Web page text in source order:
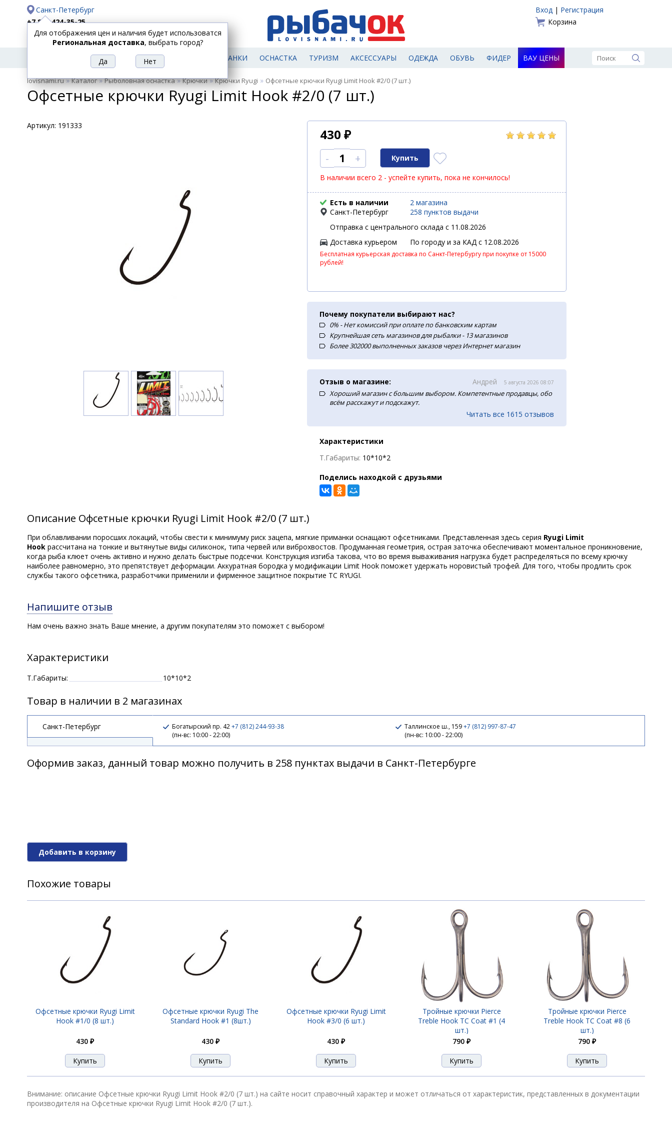
Санкт-Петербург
+7 812 424-35-25
Доставка
Оплата
Вход | Регистрация
Корзина
Для отображения цен и наличия будет использоватся
Региональная доставка, выбрать город?
РЫБОЛОВНЫЕ
ТОВАРЫ
СПИННИНГИ КАТУШКИ ПРИМАНКИ ОСНАСТКА ТУРИЗМ АКСЕССУАРЫ ОДЕЖДА ОБУВЬ ФИДЕР ВАУ ЦЕНЫ
lovisnami.ru»Каталог»Рыболовная оснастка»Крючки»Крючки Ryugi » Офсетные крючки Ryugi Limit Hook #2/0 (7 шт.)
Офсетные крючки Ryugi Limit Hook #2/0 (7 шт.)
Артикул: 191333
430 ₽
- +
В наличии всего 2 - успейте купить, пока не кончилось!
Есть в наличии
2 магазина
Санкт-Петербург
258 пунктов выдачи
Отправка с центрального склада с 11.08.2026
Доставка курьером
По городу и за КАД c 12.08.2026
Бесплатная курьерская доставка по Санкт-Петербургу при покупке от 15000
рублей!
Почему покупатели выбирают нас?
0% - Нет комиссий при оплате по банковским картам
Крупнейшая сеть магазинов для рыбалки - 13 магазинов
Более 302000 выполненных заказов через Интернет магазин
Отзыв о магазине: Андрей 5 августа 2026 08:07
Хороший магазин с большим выбором. Компетентные продавцы, обо
всём расскажут и подскажут.
Читать все 1615 отзывов
Характеристики
Т.Габариты: 10*10*2
Поделись находкой с друзьями
Описание Офсетные крючки Ryugi Limit Hook #2/0 (7 шт.)
При облавливании поросших локаций, чтобы свести к минимуму риск зацепа, мягкие приманки оснащают офсетниками. Представленная здесь серия Ryugi Limit
Hook рассчитана на тонкие и вытянутые виды силиконок, типа червей или виброхвостов. Продуманная геометрия, острая заточка обеспечивают моментальное проникновение,
когда рыба клюет очень активно и нужно делать быстрые подсечки. Конструкция изгиба такова, что во время вываживания нагрузка будет распределяться по всему крючку
наиболее равномерно, это препятствует деформации. Аккуратная бородка у модификации Limit Hook поможет удержать норовистый трофей. Для того, чтобы продлить срок
службы такого офсетника, разработчики применили и фирменное защитное покрытие TC RYUGI.
Напишите отзыв
Нам очень важно знать Ваше мнение, а другим покупателям это поможет с выбором!
Характеристики
Т.Габариты: 10*10*2
Товар в наличии в 2 магазинах
Санкт-Петербург Богатырский пр. 42+7 (812) 244-93-38
(пн-вс: 10:00 - 22:00)
Таллинское ш., 159+7 (812) 997-87-47
(пн-вс: 10:00 - 22:00)
Оформив заказ, данный товар можно получить в 258 пунктах выдачи в Санкт-Петербурге
Добавить в корзину
Похожие товары
Офсетные крючки Ryugi Limit
Hook #1/0 (8 шт.)
430 ₽
Офсетные крючки Ryugi The
Standard Hook #1 (8шт.)
430 ₽
Офсетные крючки Ryugi Limit
Hook #3/0 (6 шт.)
430 ₽
Тройные крючки Pierce
Treble Hook TC Coat #1 (4
шт.)
790 ₽
Тройные крючки Pierce
Treble Hook TC Coat #8 (6
шт.)
790 ₽
Внимание: описание Офсетные крючки Ryugi Limit Hook #2/0 (7 шт.) на сайте носит справочный характер и может отличаться от характеристик, представленных в документации
производителя на Офсетные крючки Ryugi Limit Hook #2/0 (7 шт.).